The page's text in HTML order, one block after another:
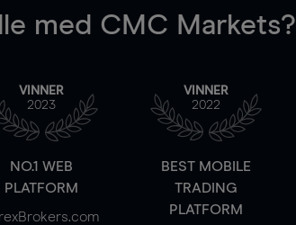
med CMC Markets?
VINNER
2023
NO.1 WEB
PLATFORM
VINNER
2022
BEST MOBILE
TRADING
PLATFORM